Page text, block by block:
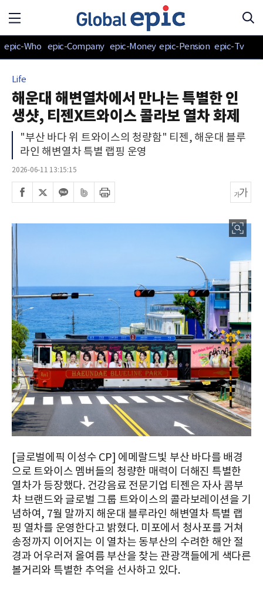
epic-Who epic-Company epic-Money epic-Pension epic-Tv
Life
해운대 해변열차에서 만나는 특별한 인
생샷, 티젠X트와이스 콜라보 열차 화제
"부산 바다 위 트와이스의 청량함" 티젠, 해운대 블루
라인 해변열차 특별 랩핑 운영
2026-06-11 13:15:15
[글로벌에픽 이성수 CP] 에메랄드빛 부산 바다를 배경
으로 트와이스 멤버들의 청량한 매력이 더해진 특별한
열차가 등장했다. 건강음료 전문기업 티젠은 자사 콤부
차 브랜드와 글로벌 그룹 트와이스의 콜라보레이션을 기
념하여, 7월 말까지 해운대 블루라인 해변열차 특별 랩
핑 열차를 운영한다고 밝혔다. 미포에서 청사포를 거쳐
송정까지 이어지는 이 열차는 동부산의 수려한 해안 절
경과 어우러져 올여름 부산을 찾는 관광객들에게 색다른
볼거리와 특별한 추억을 선사하고 있다.